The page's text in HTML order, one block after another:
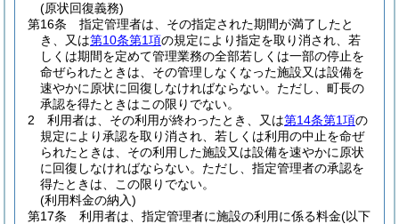
(原状回復義務)
第16条
指定管理者は、その指定された期間が満了したと
き、又は第10条第1項の規定により指定を取り消され、若
しくは期間を定めて管理業務の全部若しくは一部の停止を
命ぜられたときは、その管理しなくなった施設又は設備を
速やかに原状に回復しなければならない。 ただし、町長の
承認を得たときはこの限りでない。
2
利用者は、その利用が終わったとき、又は第14条第1項の
規定により承認を取り消され、若しくは利用の中止を命ぜ
られたときは、その利用した施設又は設備を速やかに原状
に回復しなければならない。 ただし、指定管理者の承認を
得たときは、この限りでない。
(利用料金の納入)
第17条
利用者は、指定管理者に施設の利用に係る料金(以下